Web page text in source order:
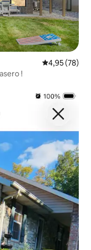
Évaluation
4,95 (78)
!